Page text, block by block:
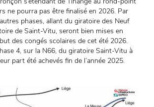
ne pourra pas être finalisé en 2026. Par
phases, allant du giratoire des Neuf
de Saint-Vitu, seront bien mises en
des congés scolaires de cet été 2026.
4, sur la N66, du giratoire Saint-Vitu à
part été achevés fin de l’année 2025.